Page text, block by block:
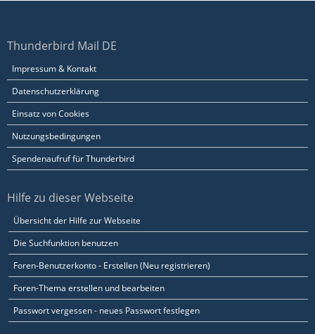
Thunderbird Mail DE
Impressum & Kontakt
Datenschutzerklärung
Einsatz von Cookies
Nutzungsbedingungen
Spendenaufruf für Thunderbird
Hilfe zu dieser Webseite
Übersicht der Hilfe zur Webseite
Die Suchfunktion benutzen
Foren-Benutzerkonto - Erstellen (Neu registrieren)
Foren-Thema erstellen und bearbeiten
Passwort vergessen - neues Passwort festlegen